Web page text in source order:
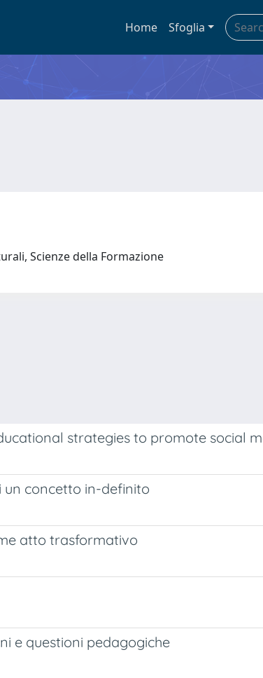
Home Sfoglia
Scienze della Formazione
strategies to promote social
un concetto in-definito
atto trasformativo
e questioni pedagogiche